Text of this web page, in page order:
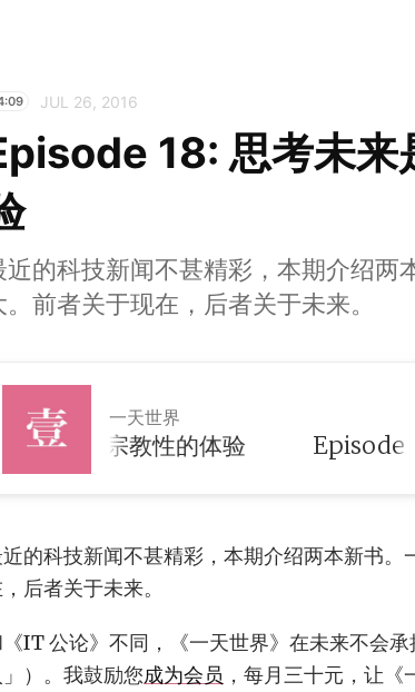
JUL 26, 2016
18: 思考未来
近的科技新闻不甚精彩，本期介绍两
。前者关于现在，后者关于未来。
一天世界
是一种宗教性的体验
的科技新闻不甚精彩，本期介绍两本新书
后者关于未来。
IT 公论》不同，《一天世界》在未来不会
」）。我鼓励您成为会员 ，每月三十元，让